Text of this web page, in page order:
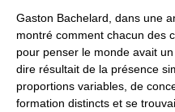
Gaston Bachelard, dans une
montré comment chacun des
pour penser le monde avait
dire résultait de la présence
proportions variables, de
formation distincts et se